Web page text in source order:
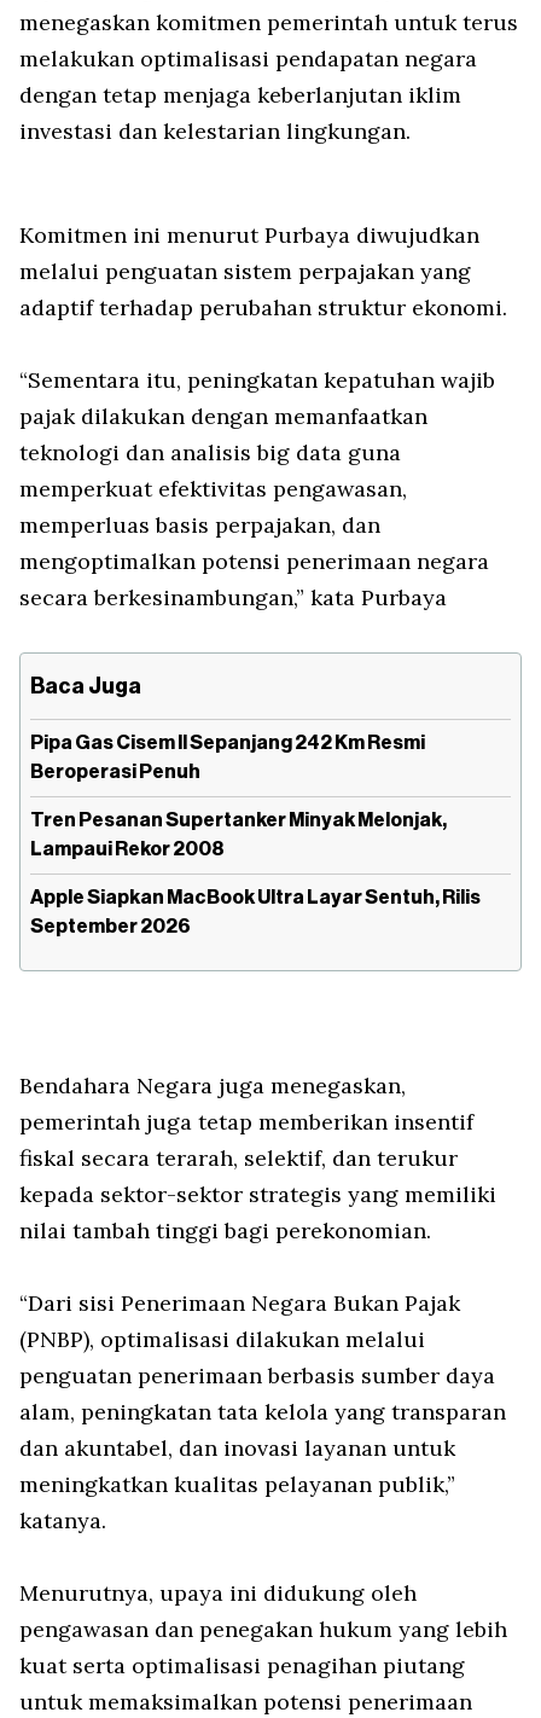
menegaskan komitmen pemerintah untuk terus
melakukan optimalisasi pendapatan negara
dengan tetap menjaga keberlanjutan iklim
investasi dan kelestarian lingkungan.
Komitmen ini menurut Purbaya diwujudkan
melalui penguatan sistem perpajakan yang
adaptif terhadap perubahan struktur ekonomi.
“Sementara itu, peningkatan kepatuhan wajib
pajak dilakukan dengan memanfaatkan
teknologi dan analisis big data guna
memperkuat efektivitas pengawasan,
memperluas basis perpajakan, dan
mengoptimalkan potensi penerimaan negara
secara berkesinambungan,” kata Purbaya
Baca Juga
Pipa Gas Cisem II Sepanjang 242 Km Resmi
Beroperasi Penuh
Tren Pesanan Supertanker Minyak Melonjak,
Lampaui Rekor 2008
Apple Siapkan MacBook Ultra Layar Sentuh, Rilis
September 2026
Bendahara Negara juga menegaskan,
pemerintah juga tetap memberikan insentif
fiskal secara terarah, selektif, dan terukur
kepada sektor-sektor strategis yang memiliki
nilai tambah tinggi bagi perekonomian.
“Dari sisi Penerimaan Negara Bukan Pajak
(PNBP), optimalisasi dilakukan melalui
penguatan penerimaan berbasis sumber daya
alam, peningkatan tata kelola yang transparan
dan akuntabel, dan inovasi layanan untuk
meningkatkan kualitas pelayanan publik,”
katanya.
Menurutnya, upaya ini didukung oleh
pengawasan dan penegakan hukum yang lebih
kuat serta optimalisasi penagihan piutang
untuk memaksimalkan potensi penerimaan